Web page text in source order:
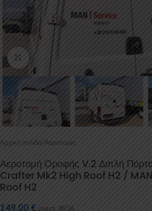
Κάντε κλικ για μεγέθυνση
Αρχική σελίδα/Αεροτομές
Αεροτομή Οροφής V.2 Διπλή
Crafter Mk2 High Roof H2 /
Roof H2
149,00 € συμπ. ΦΠΑ